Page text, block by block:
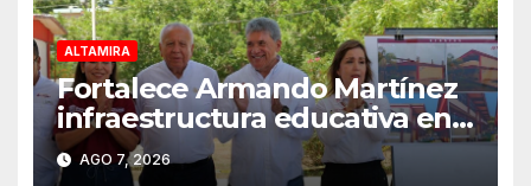
ALTAMIRA
Fortalece Armando Martínez
infraestructura educativa en
Altamira
AGO 7, 2026